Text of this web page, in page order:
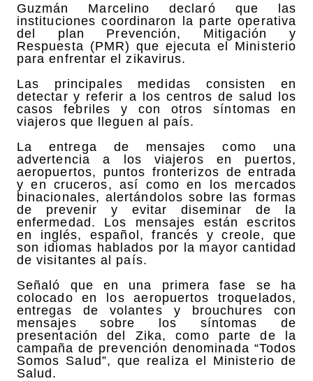
Guzmán Marcelino declaró que las
instituciones coordinaron la parte operativa
del plan Prevención, Mitigación y
Respuesta (PMR) que ejecuta el Ministerio
para enfrentar el zikavirus.
Las principales medidas consisten en
detectar y referir a los centros de salud los
casos febriles y con otros síntomas en
viajeros que lleguen al país.
La entrega de mensajes como una
advertencia a los viajeros en puertos,
aeropuertos, puntos fronterizos de entrada
y en cruceros, así como en los mercados
binacionales, alertándolos sobre las formas
de prevenir y evitar diseminar de la
enfermedad. Los mensajes están escritos
en inglés, español, francés y creole, que
son idiomas hablados por la mayor cantidad
de visitantes al país.
Señaló que en una primera fase se ha
colocado en los aeropuertos troquelados,
entregas de volantes y brouchures con
mensajes sobre los síntomas de
presentación del Zika, como parte de la
campaña de prevención denominada “Todos
Somos Salud”, que realiza el Ministerio de
Salud.